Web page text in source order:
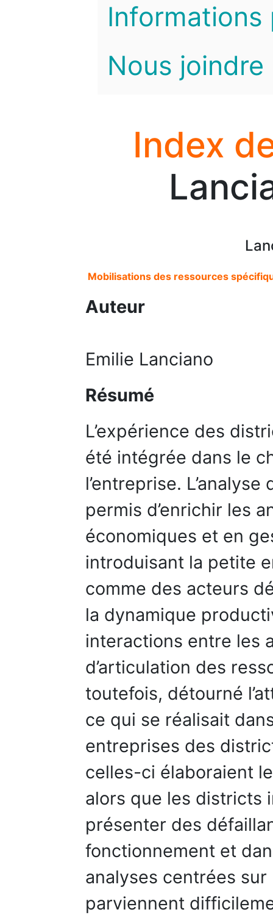
Informations
Nous joindre
Index
Mobilisations des ressources
Auteur
Emilie Lanciano
Résumé
L’expérience des
été intégrée dans le
l’entreprise.
permis d’enrichir les
économiques et en
introduisant la petite
comme des acteurs
la dynamique
interactions entre les
d’articulation des
toutefois, détourné
ce qui se réalisait
entreprises des
celles-ci élaboraient
alors que les districts
présenter des
fonctionnement et
analyses centrées
parviennent